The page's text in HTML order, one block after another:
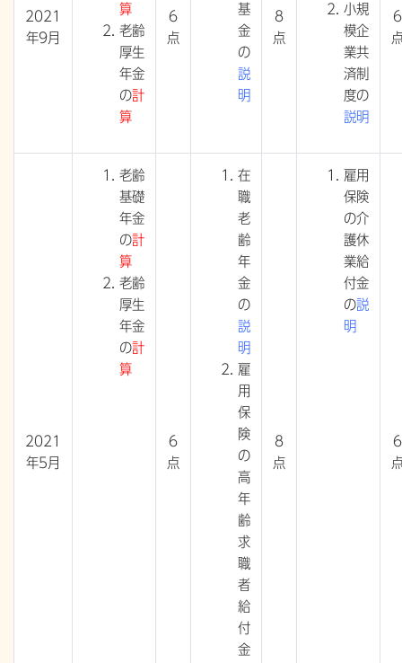
2021
年9月
算
老齢
厚生
年金
の計
算
6
点
基
金
の
説
明
8
点
小規
模企
業共
済制
度の
説明
6
2021
年5月
老齢
基礎
年金
の計
算
老齢
厚生
年金
の計
算
6
点
在
職
老
齢
年
金
の
説
明
雇
用
保
険
の
高
年
齢
求
職
者
給
付
金
8
点
雇用
保険
の介
護休
業給
付金
の説
明
6